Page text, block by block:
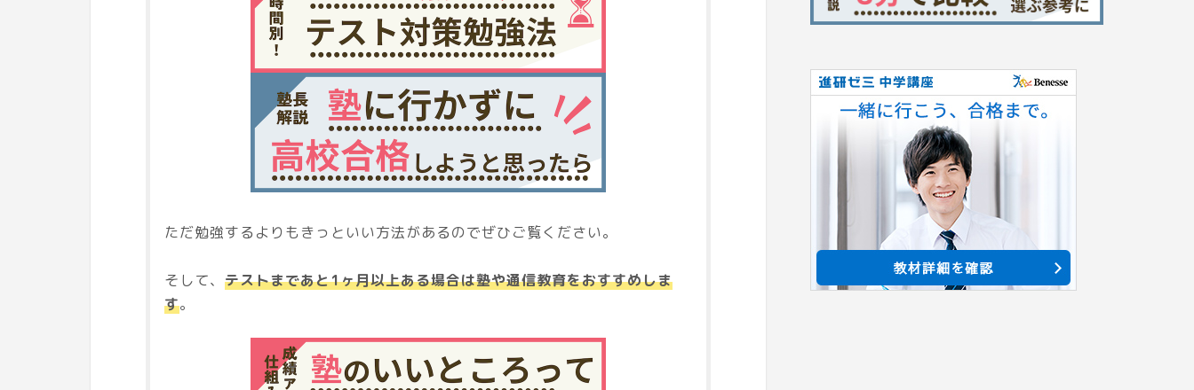
ただ勉強するよりもきっといい方法があるのでぜひご覧ください。
そして、 テストまであと1ヶ月以上ある場合は塾や通信教育をおすすめしま
す。